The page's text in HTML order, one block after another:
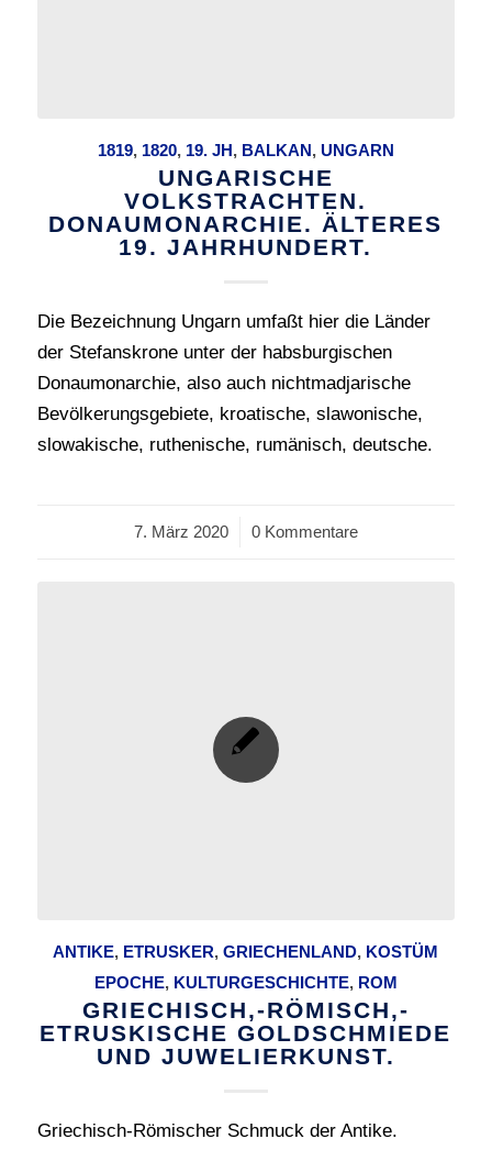
1819, 1820, 19. JH, BALKAN, UNGARN
UNGARISCHE
VOLKSTRACHTEN.
DONAUMONARCHIE. ÄLTERES
19. JAHRHUNDERT.
Die Bezeichnung Ungarn umfaßt hier die Länder
der Stefanskrone unter der habsburgischen
Donaumonarchie, also auch nichtmadjarische
Bevölkerungsgebiete, kroatische, slawonische,
slowakische, ruthenische, rumänisch, deutsche.
7. März 2020
/ 0 Kommentare
ANTIKE, ETRUSKER,GRIECHENLAND, KOSTÜM
EPOCHE, KULTURGESCHICHTE, ROM
GRIECHISCH,-RÖMISCH,-
ETRUSKISCHE GOLDSCHMIEDE
UND JUWELIERKUNST.
Griechisch-Römischer Schmuck der Antike.